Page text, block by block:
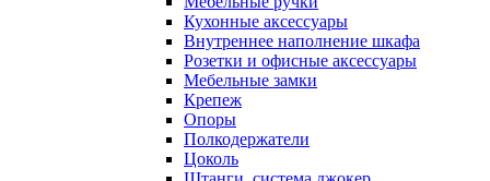
Кухонные аксессуары
Внутреннее наполнение шкафа
Розетки и офисные аксессуары
Мебельные замки
Крепеж
Опоры
Полкодержатели
Цоколь